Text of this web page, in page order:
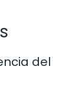
del